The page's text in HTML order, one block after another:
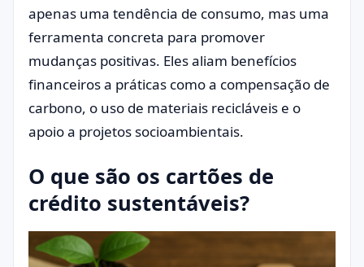
apenas uma tendência de consumo, mas uma
ferramenta concreta para promover
mudanças positivas. Eles aliam benefícios
financeiros a práticas como a compensação de
carbono, o uso de materiais recicláveis e o
apoio a projetos socioambientais.
O que são os cartões de
crédito sustentáveis?